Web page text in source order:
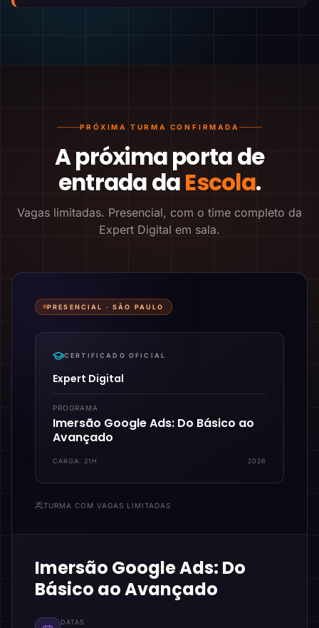
PRÓXIMA TURMA CONFIRMADA
A próxima porta de
entrada daEscola.
Vagas limitadas. Presencial, com o time completo da
Expert Digital em sala.
PRESENCIAL ·SÃO PAULO
CERTIFICADO OFICIAL
Expert Digital
PROGRAMA
Imersão Google Ads: Do Básico ao
Avançado
CARGA: 21H 2026
TURMA COM VAGAS LIMITADAS
Imersão Google Ads: Do
Básico ao Avançado
DATAS